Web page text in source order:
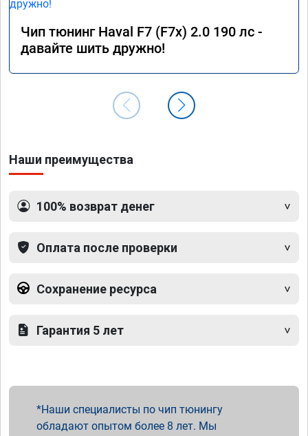
Чип тюнинг Haval F7 (F7x) 2.0 190 лс -
давайте шить дружно!
Наши преимущества
100% возврат денег
Оплата после проверки
Сохранение ресурса
Гарантия 5 лет
Наши специалисты по чип тюнингу
обладают опытом более 8 лет. Мы